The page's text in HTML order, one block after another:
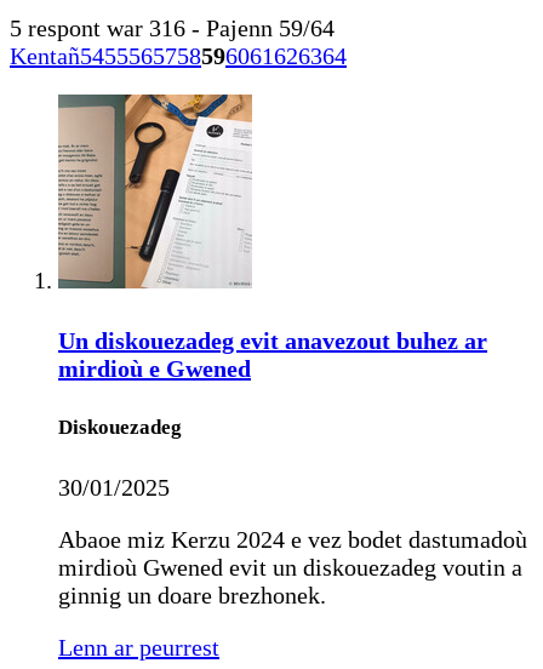
5 respont war 316 - Pajenn 59/64
Kentañ5455565758596061626364
Un diskouezadeg evit anavezout buhez ar
mirdioù e Gwened
Diskouezadeg
30/01/2025
Abaoe miz Kerzu 2024 e vez bodet dastumadoù
mirdioù Gwened evit un diskouezadeg voutin a
ginnig un doare brezhonek.
Lenn ar peurrest